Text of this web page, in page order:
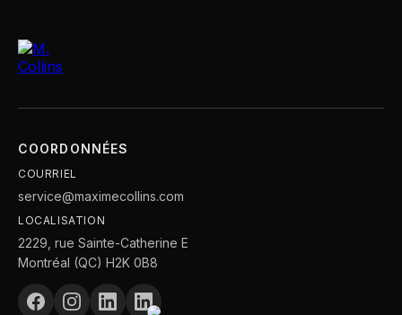
COORDONNÉES
COURRIEL
service@maximecollins.com
LOCALISATION
2229, rue Sainte-Catherine E
Montréal (QC) H2K 0B8